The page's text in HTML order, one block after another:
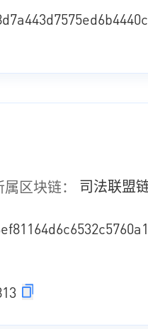
属区块链： 司法联盟